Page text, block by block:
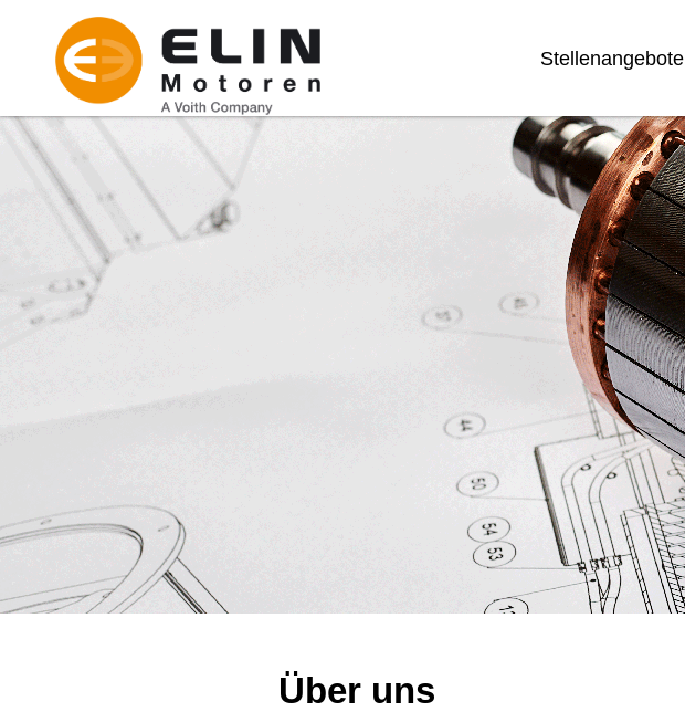
Stellenangebote
Über uns